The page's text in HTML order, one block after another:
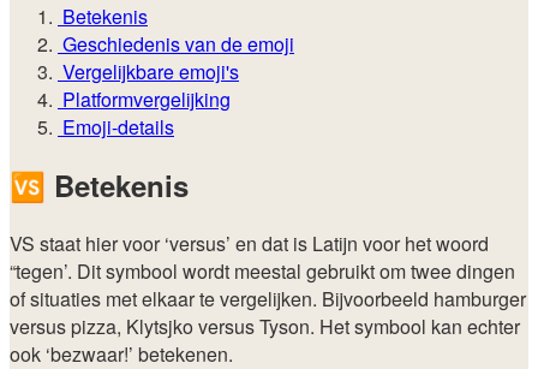
Betekenis
Geschiedenis van de emoji
Vergelijkbare emoji's
Platformvergelijking
Emoji-details
🆚 Betekenis
VS staat hier voor ‘versus’ en dat is Latijn voor het woord
“tegen’. Dit symbool wordt meestal gebruikt om twee dingen
of situaties met elkaar te vergelijken. Bijvoorbeeld hamburger
versus pizza, Klytsjko versus Tyson. Het symbool kan echter
ook ‘bezwaar!’ betekenen.